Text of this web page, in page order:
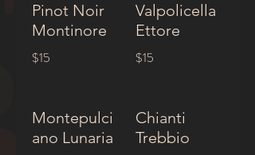
Pinot Noir
Montinore
$15
Valpolicella
Ettore
$15
Montepulci
ano Lunaria
Chianti
Trebbio